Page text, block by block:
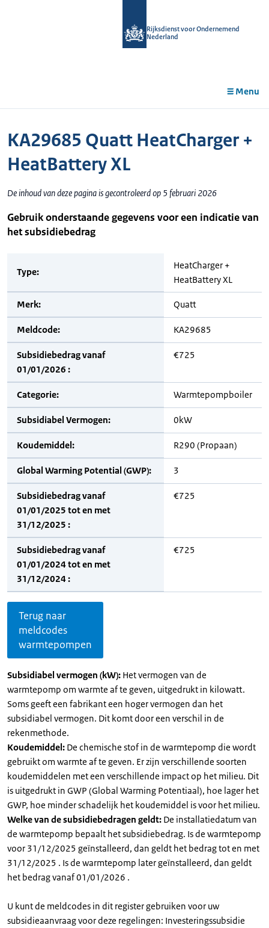
Rijksdienst voor Ondernemend
Nederland
Menu
KA29685 Quatt HeatCharger +
HeatBattery XL
De inhoud van deze pagina is gecontroleerd op 5 februari 2026
Gebruik onderstaande gegevens voor een indicatie van
het subsidiebedrag
Type:
HeatCharger +
HeatBattery XL
Merk: Quatt
Meldcode: KA29685
Subsidiebedrag vanaf
01/01/2026 :
€725
Categorie: Warmtepompboiler
Subsidiabel Vermogen: 0kW
Koudemiddel: R290 (Propaan)
Global Warming Potential (GWP): 3
Subsidiebedrag vanaf
01/01/2025 tot en met
31/12/2025 :
€725
Subsidiebedrag vanaf
01/01/2024 tot en met
31/12/2024 :
€725
Terug naar
meldcodes
warmtepompen
Subsidiabel vermogen (kW): Het vermogen van de
warmtepomp om warmte af te geven, uitgedrukt in kilowatt.
Soms geeft een fabrikant een hoger vermogen dan het
subsidiabel vermogen. Dit komt door een verschil in de
rekenmethode.
Koudemiddel: De chemische stof in de warmtepomp die wordt
gebruikt om warmte af te geven. Er zijn verschillende soorten
koudemiddelen met een verschillende impact op het milieu. Dit
is uitgedrukt in GWP (Global Warming Potentiaal), hoe lager het
GWP, hoe minder schadelijk het koudemiddel is voor het milieu.
Welke van de subsidiebedragen geldt: De installatiedatum van
de warmtepomp bepaalt het subsidiebedrag. Is de warmtepomp
voor 31/12/2025 geïnstalleerd, dan geldt het bedrag tot en met
31/12/2025 . Is de warmtepomp later geïnstalleerd, dan geldt
het bedrag vanaf 01/01/2026 .
U kunt de meldcodes in dit register gebruiken voor uw
subsidieaanvraag voor deze regelingen: Investeringssubsidie